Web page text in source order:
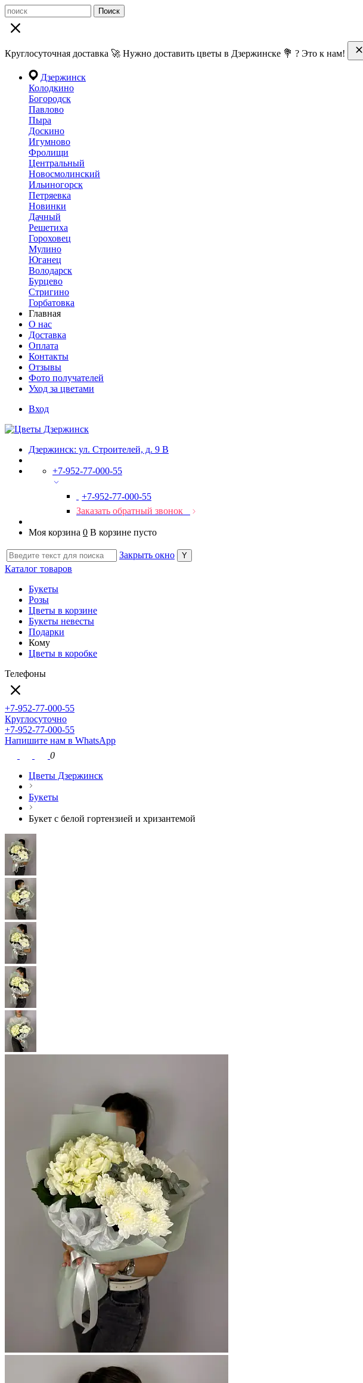
Поиск
Круглосуточная доставка 🚀 Нужно доставить цветы в Дзержинске 💐 ? Это к нам!
Дзержинск
Колодкино
Богородск
Павлово
Пыра
Доскино
Игумново
Фролищи
Центральный
Новосмолинский
Ильиногорск
Петряевка
Новинки
Дачный
Решетиха
Гороховец
Мулино
Юганец
Володарск
Бурцево
Стригино
Горбатовка
Главная
О нас
Доставка
Оплата
Контакты
Отзывы
Фото получателей
Уход за цветами
Вход
Дзержинск: ул. Строителей, д. 9 В
+7-952-77-000-55
+7-952-77-000-55
Заказать обратный звонок
Моя корзина 0 В корзине пусто
Закрыть окно
Каталог товаров
Букеты
Розы
Цветы в корзине
Букеты невесты
Подарки
Кому
Цветы в коробке
Телефоны
+7-952-77-000-55
Круглосуточно
+7-952-77-000-55
Напишите нам в WhatsApp
0
Цветы Дзержинск
Букеты
Букет с белой гортензией и хризантемой